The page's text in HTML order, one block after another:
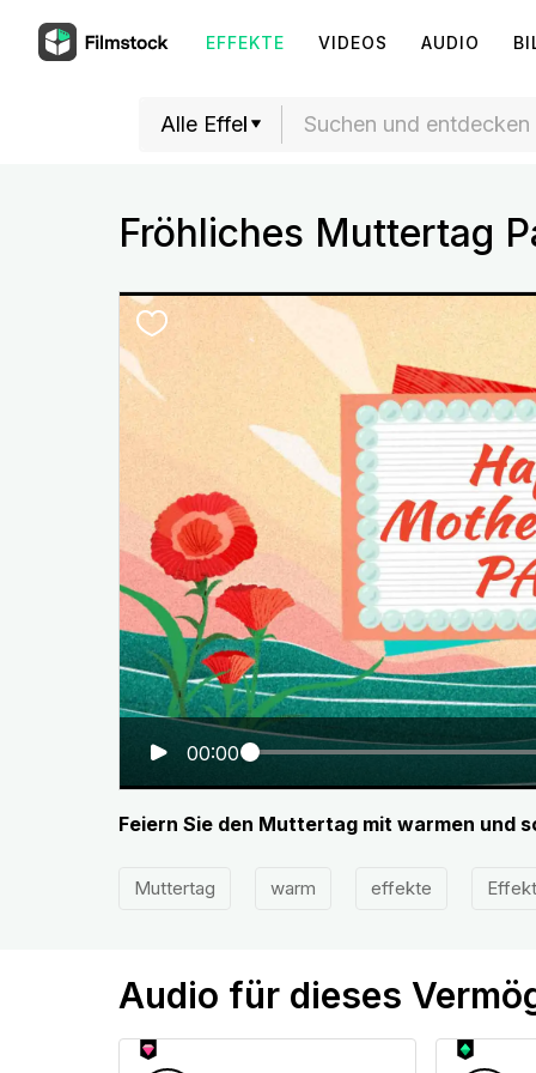
EFFEKTE VIDEOS AUDIO
Fröhliches Muttertag
00:00
Feiern Sie den Muttertag mit warmen und
Muttertag warm effekte
Audio für dieses